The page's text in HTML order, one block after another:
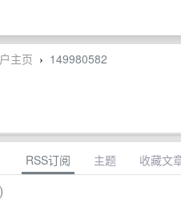
主页 › 149980582
RSS订阅 主题 收藏文